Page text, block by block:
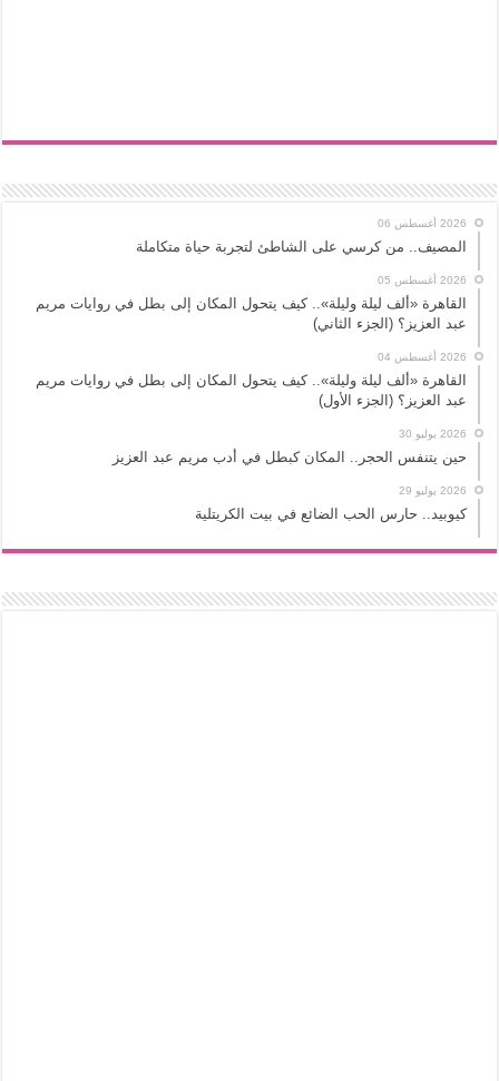
2026 أغسطس 06
المصيف.. من كرسي على الشاطئ لتجربة حياة متكاملة
2026 أغسطس 05
القاهرة «ألف ليلة وليلة».. كيف يتحول المكان إلى بطل في روايات مريم
عبد العزيز؟ (الجزء الثاني)
2026 أغسطس 04
القاهرة «ألف ليلة وليلة».. كيف يتحول المكان إلى بطل في روايات مريم
عبد العزيز؟ (الجزء الأول)
2026 يوليو 30
حين يتنفس الحجر.. المكان كبطل في أدب مريم عبد العزيز
2026 يوليو 29
كيوبيد.. حارس الحب الضائع في بيت الكريتلية